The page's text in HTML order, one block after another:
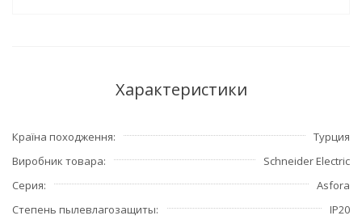
Характеристики
Країна походження
Турция
Виробник товара
Schneider Electric
Серия
Asfora
Степень пылевлагозащиты
IP20